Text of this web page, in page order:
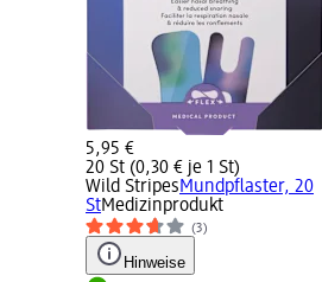
5,95 €
20 St (0,30 € je 1 St)
Wild StripesMundpflaster, 20
StMedizinprodukt
(3)
Hinweise